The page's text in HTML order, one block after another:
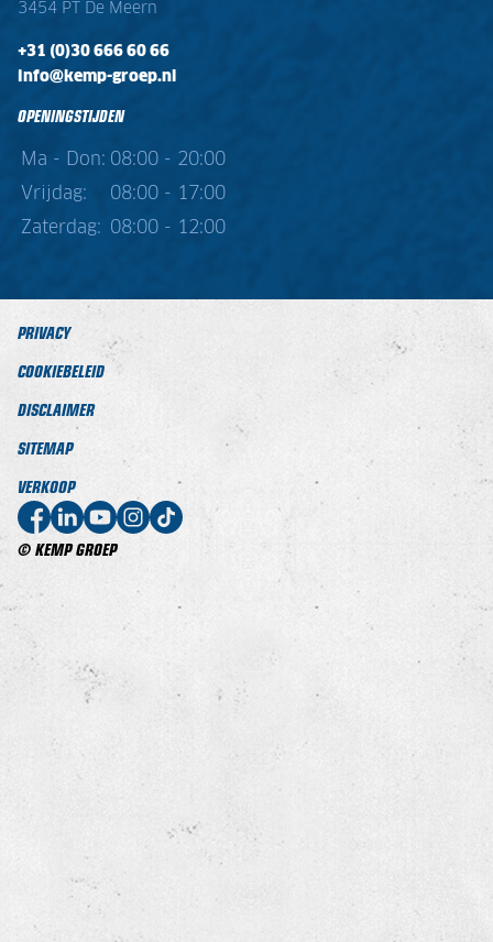
3454 PT De Meern
+31 (0)30 666 60 66
info@kemp-groep.nl
OPENINGSTIJDEN
Ma - Don: 08:00 - 20:00
Vrijdag:
08:00 - 17:00
Zaterdag:
08:00 - 12:00
© KEMP GROEP
PRIVACY
COOKIEBELEID
DISCLAIMER
SITEMAP
VERKOOP